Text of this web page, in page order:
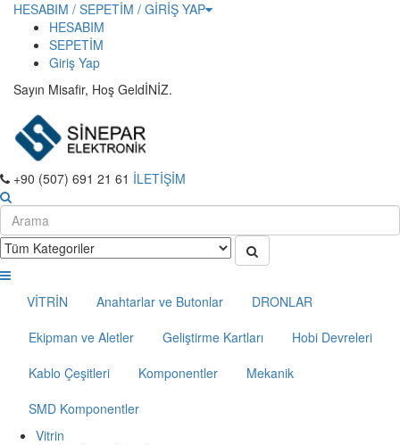
HESABIM / SEPETİM / GİRİŞ YAP
HESABIM
SEPETİM
Giriş Yap
Sayın Misafir, Hoş GeldİNİZ.
+90 (507) 691 21 61 İLETİŞİM
VİTRİN Anahtarlar ve Butonlar
DRONLAR
Ekipman ve Aletler
Geliştirme Kartları
Hobi Devreleri
Kablo Çeşitleri
Komponentler
Mekanik
SMD Komponentler
Vitrin